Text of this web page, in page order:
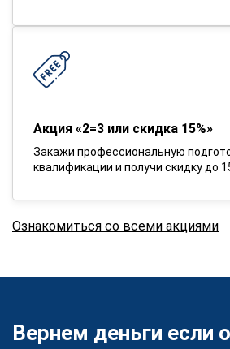
Акция «2=3 или скидка 15%»
Закажи профессиональную
квалификации и получи скидку до
Ознакомиться со всеми акциями
Вернем деньги если